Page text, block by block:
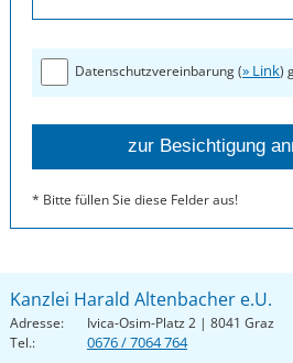
Datenschutzvereinbarung (» Link)
* Bitte füllen Sie diese Felder aus!
Kanzlei Harald Altenbacher e.U.
Adresse:
Ivica-Osim-Platz 2 | 8041 Graz
Tel.:
0676 / 7064 764